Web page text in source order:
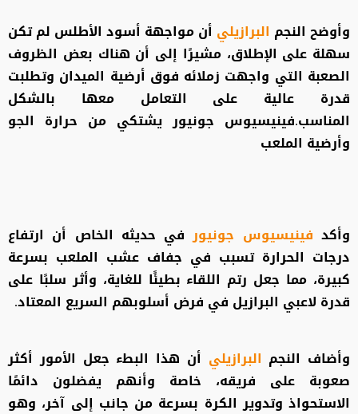
وأوضح النجم البرازيلي أن مواجهة أسود الأطلس لم تكن
سهلة على الإطلاق، مشيرًا إلى أن هناك بعض الظروف
الصعبة التي واجهت زملائه فوق أرضية الميدان وتطلبت
قدرة عالية على التعامل معها بالشكل
المناسب.فينيسيوس جونيور يشتكي من حرارة الجو
وأرضية الملعب
وأكدفينيسيوس جونيور في حديثه الخاص أن ارتفاع
درجات الحرارة تسبب في جفاف عشب الملعب بسرعة
كبيرة، مما جعل رتم اللقاء بطيئًا للغاية، وأثر سلبًا على
قدرة لاعبي البرازيل في فرض أسلوبهم السريع المعتاد.
وأضاف النجم البرازيلي أن هذا البطء جعل الأمور أكثر
صعوبة على فريقه، خاصة وأنهم يفضلون دائمًا
الاستحواذ وتدوير الكرة بسرعة من جانب إلى آخر، وهو